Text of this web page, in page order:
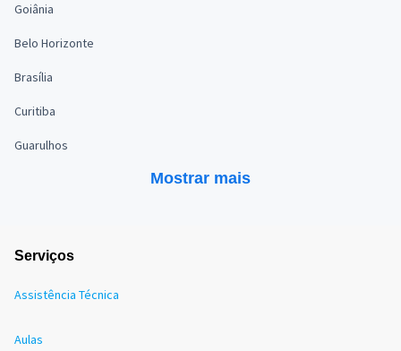
Goiânia
Belo Horizonte
Brasília
Curitiba
Guarulhos
Mostrar mais
Serviços
Assistência Técnica
Aulas